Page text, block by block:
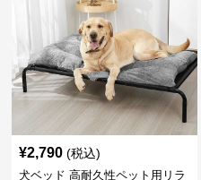
¥2,790 (税込)
犬ベッド 高耐久性ペット用リラ